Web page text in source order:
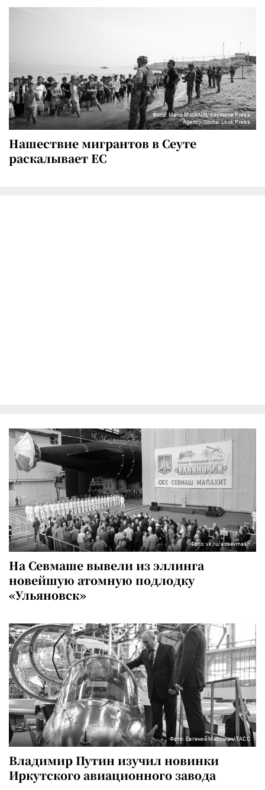
Фото: Mario MorAfAN/Keystone Press
Agency/Global Look Press
Нашествие мигрантов в Сеуте
раскалывает ЕС
Фото: vk.ru/aosevmash
На Севмаше вывели из эллинга
новейшую атомную подлодку
«Ульяновск»
Фото: Евгений Мессман/ТАСС
Владимир Путин изучил новинки
Иркутского авиационного завода